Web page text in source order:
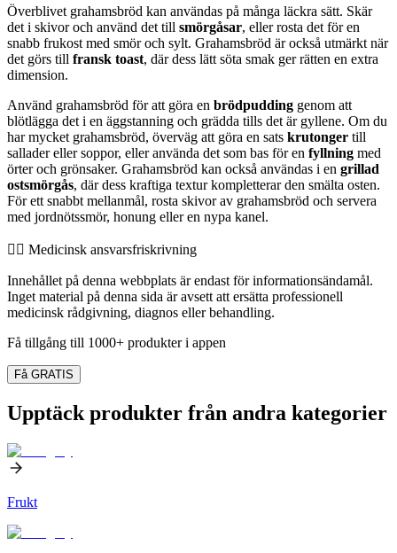
Överblivet grahamsbröd kan användas på många läckra sätt. Skär
det i skivor och använd det till smörgåsar, eller rosta det för en
snabb frukost med smör och sylt. Grahamsbröd är också utmärkt när
det görs till fransk toast, där dess lätt söta smak ger rätten en extra
dimension.
Använd grahamsbröd för att göra en brödpudding genom att
blötlägga det i en äggstanning och grädda tills det är gyllene. Om du
har mycket grahamsbröd, överväg att göra en sats krutonger till
sallader eller soppor, eller använda det som bas för en fyllning med
örter och grönsaker. Grahamsbröd kan också användas i en grillad
ostsmörgås, där dess kraftiga textur kompletterar den smälta osten.
För ett snabbt mellanmål, rosta skivor av grahamsbröd och servera
med jordnötssmör, honung eller en nypa kanel.
👨‍⚕️️ Medicinsk ansvarsfriskrivning
Innehållet på denna webbplats är endast för informationsändamål.
Inget material på denna sida är avsett att ersätta professionell
medicinsk rådgivning, diagnos eller behandling.
Få tillgång till 1000+ produkter i appen
Få GRATIS
Upptäck produkter från andra kategorier
Frukt